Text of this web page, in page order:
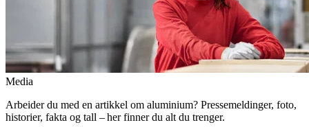
Media
Arbeider du med en artikkel om aluminium? Pressemeldinger, foto,
historier, fakta og tall – her finner du alt du trenger.